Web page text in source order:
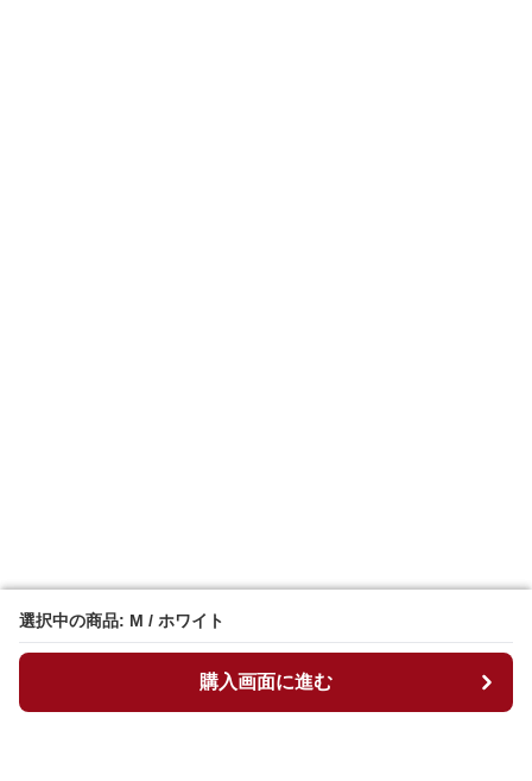
選択中の商品: M / ホワイト
購入画面に進む
選択中の商品: M / ホワイト
購入画面に進む